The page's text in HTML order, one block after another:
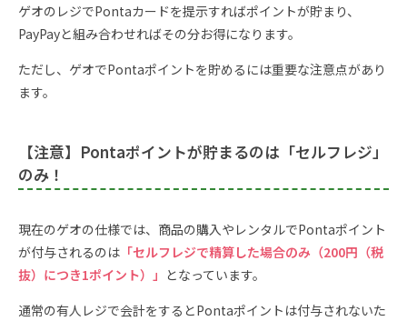
ゲオのレジでPontaカードを提示すればポイントが貯まり、
PayPayと組み合わせればその分お得になります。
ただし、ゲオでPontaポイントを貯めるには重要な注意点があり
ます。
【注意】Pontaポイントが貯まるのは「セルフレジ」
のみ！
現在のゲオの仕様では、商品の購入やレンタルでPontaポイント
が付与されるのは 「セルフレジで精算した場合のみ（200円（税
抜）につき1ポイント）」 となっています。
通常の有人レジで会計をするとPontaポイントは付与されないた